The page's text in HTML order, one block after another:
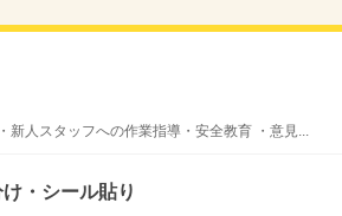
新人スタッフへの作業指導・安全教育 ・意見...
・シール貼り